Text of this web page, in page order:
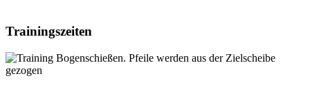
Trainingszeiten